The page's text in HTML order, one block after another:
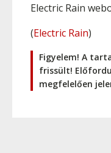
Electric Rain
(Electric Rain)
Figyelem! A
frissült!
megfelelően